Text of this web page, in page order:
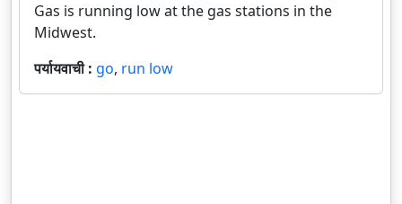
Gas is running low at the gas stations in the
Midwest.
पर्यायवाची : go, run low